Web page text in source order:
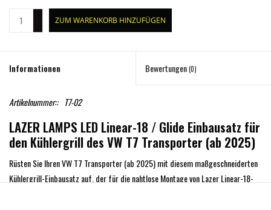
ZUM WARENKORB HINZUFÜGEN
Informationen Bewertungen(0)
Artikelnummer:: T7-02
LAZER LAMPS LEDLinear-18 / Glide Einbausatz für
den Kühlergrill des VW T7 Transporter (ab 2025)
Rüsten Sie Ihren VW T7 Transporter (ab 2025) mit diesem maßgeschneiderten
Kühlergrill-Einbausatz auf, der für die nahtlose Montage von Lazer Linear-18-